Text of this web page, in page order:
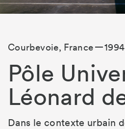
Courbevoie, France 1994
Pôle
Léonard
Dans le contexte urbain